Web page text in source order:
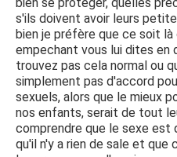
s'ils doivent avoir leurs
bien je préfère que ce soit là
empechant vous lui dites en
trouvez pas cela normal ou
simplement pas d'accord
sexuels, alors que le mieux
nos enfants, serait de tout
comprendre que le sexe est
qu'il n'y a rien de sale et que